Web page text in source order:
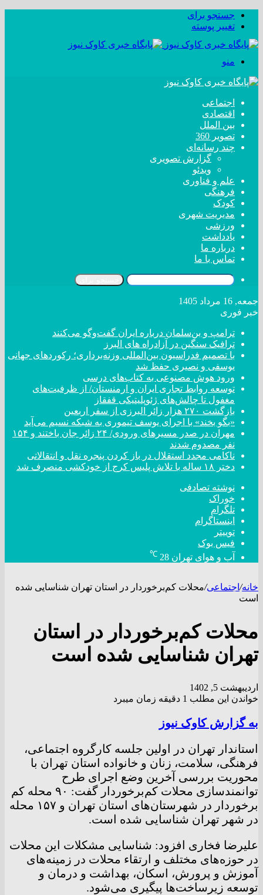
جستجو برای
تغییر پوسته
منو
اجتماعی
اقتصادی
بین الملل
تصویر 360
چند رسانه‌ای
گزارش تصویری
ویدئو
علم و فناوری
فرهنگی
کودک
مدیریت شهری
ورزشی
یادداشت
درباره ما
تماس با ما
جمعه, 16 مرداد 1405
خبر فوری
ترامپ و بن‌سلمان درباره ایران گفت‌و‌گو می‌کنند
ترافیک سنگین در آزادراه های البرز
با تصمیم فدراسیون بین‌المللی وزنه‌برداری؛ رکورد‌های جهانی
یوسفی و نصیری حفظ شد
ورود هوش مصنوعی به کتاب‌های درسی
توسعه روابط تجاری ایران و ارمنستان/ از ظرفیت‌های
مغفول تا چالش‌های ژئوپلیتیکی قفقاز
بازگشت ۲۷۰ هزار زائر البرزی از سفر اربعین
«بگو بخند» با اجرای یوسف تیموری به شبکه نسیم می‌آید
مهران در صدر مسیر‌های ورودی/ ۲۴ زائر جان باختند و ۱۵۴
نفر مصدوم شدند
ناکامی مجدد استقلال در باز کردن پنجره نقل و انتقالاتی
دختر ‌۱۸‌ ‌ساله‌ با تلاش پلیس کرج از خودکشی منصرف شد
نوشته تصادفی
خوراک
تلگرام
اینستاگرام
توییتر
فیس بوک
آب و هوای تهران 28
℃
خانه/ اجتماعی/محلات کم‌برخوردار در استان تهران شناسایی شده
است
محلات کم‌برخوردار در استان
تهران شناسایی شده است
اردیبهشت 5, 1402
خواندن این مطلب 1 دقیقه زمان میبرد
به گزارش کاوک نیوز
استاندار تهران در اولین جلسه کارگروه اجتماعی،
فرهنگی، سلامت، زنان و خانواده استان تهران با
محوریت بررسی آخرین وضع اجرای طرح
توانمندسازی محلات کم‌برخوردار گفت: ۹۰ محله کم
برخوردار در شهرستان‌های استان تهران و ۱۵۷ محله
در شهر تهران شناسایی شده است.
علیرضا فخاری افزود: شناسایی مشکلات این محلات
در حوزه‌های مختلف و ارتقاء محلات در زمینه‌های
آموزش و پرورش، اسکان، بهداشت و درمان و
توسعه زیرساخت‌ها پیگیری می‌شود.